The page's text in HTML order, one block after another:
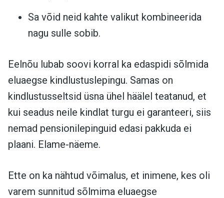
Sa võid neid kahte valikut kombineerida
nagu sulle sobib.
Eelnõu lubab soovi korral ka edaspidi sõlmida
eluaegse kindlustuslepingu. Samas on
kindlustusseltsid üsna ühel häälel teatanud, et
kui seadus neile kindlat turgu ei garanteeri, siis
nemad pensionilepinguid edasi pakkuda ei
plaani. Elame-näeme.
Ette on ka nähtud võimalus, et inimene, kes oli
varem sunnitud sõlmima eluaegse